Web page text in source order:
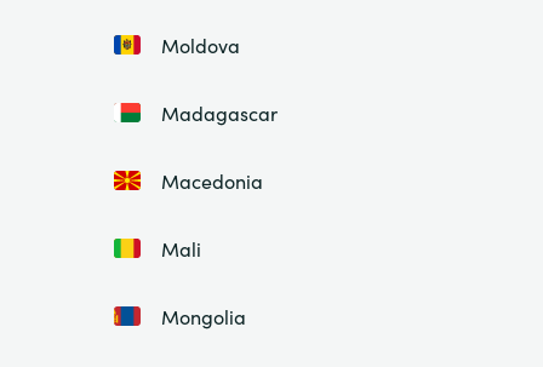
Moldova
Madagascar
Macedonia
Mali
Mongolia